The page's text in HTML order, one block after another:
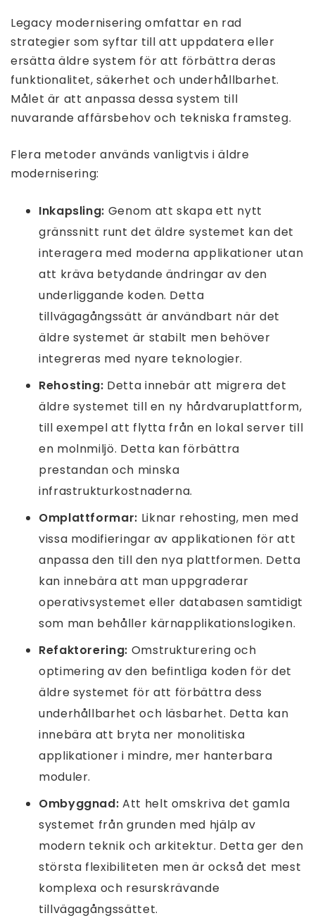
Legacy modernisering omfattar en rad
strategier som syftar till att uppdatera eller
ersätta äldre system för att förbättra deras
funktionalitet, säkerhet och underhållbarhet.
Målet är att anpassa dessa system till
nuvarande affärsbehov och tekniska framsteg.
Flera metoder används vanligtvis i äldre
modernisering:
Inkapsling: Genom att skapa ett nytt
gränssnitt runt det äldre systemet kan det
interagera med moderna applikationer utan
att kräva betydande ändringar av den
underliggande koden. Detta
tillvägagångssätt är användbart när det
äldre systemet är stabilt men behöver
integreras med nyare teknologier.
Rehosting: Detta innebär att migrera det
äldre systemet till en ny hårdvaruplattform,
till exempel att flytta från en lokal server till
en molnmiljö. Detta kan förbättra
prestandan och minska
infrastrukturkostnaderna.
Omplattformar: Liknar rehosting, men med
vissa modifieringar av applikationen för att
anpassa den till den nya plattformen. Detta
kan innebära att man uppgraderar
operativsystemet eller databasen samtidigt
som man behåller kärnapplikationslogiken.
Refaktorering: Omstrukturering och
optimering av den befintliga koden för det
äldre systemet för att förbättra dess
underhållbarhet och läsbarhet. Detta kan
innebära att bryta ner monolitiska
applikationer i mindre, mer hanterbara
moduler.
Ombyggnad:Att helt omskriva det gamla
systemet från grunden med hjälp av
modern teknik och arkitektur. Detta ger den
största flexibiliteten men är också det mest
komplexa och resurskrävande
tillvägagångssättet.